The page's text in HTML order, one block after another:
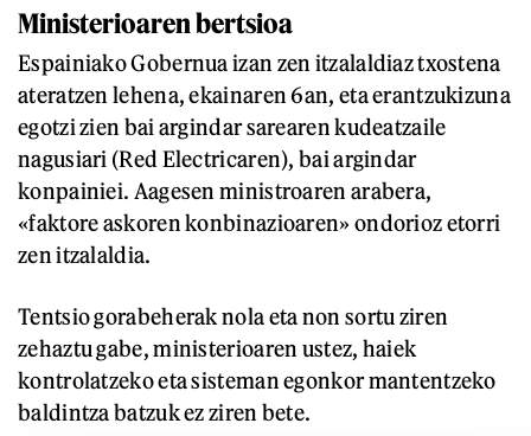
Ministerioaren bertsioa
Espainiako Gobernua izan zen itzalaldiaz txostena
ateratzen lehena, ekainaren 6an, eta erantzukizuna
egotzi zien bai argindar sarearen kudeatzaile
nagusiari (Red Electricaren), bai argindar
konpainiei. Aagesen ministroaren arabera,
«faktore askoren konbinazioaren» ondorioz etorri
zen itzalaldia.
Tentsio gorabeherak nola eta non sortu ziren
zehaztu gabe, ministerioaren ustez, haiek
kontrolatzeko eta sisteman egonkor mantentzeko
baldintza batzuk ez ziren bete.